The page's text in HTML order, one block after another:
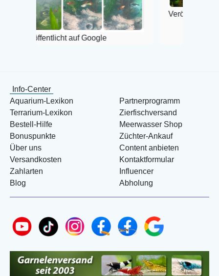
auf Google
Veröffentlicht auf Google
Info-Center
Aquarium-Lexikon
Terrarium-Lexikon
Bestell-Hilfe
Bonuspunkte
Über uns
Versandkosten
Zahlarten
Blog
Partnerprogramm
Zierfischversand
Meerwasser Shop
Züchter-Ankauf
Content anbieten
Kontaktformular
Influencer
Abholung